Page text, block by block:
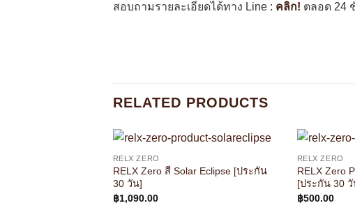
สอบถามรายละเอียดได้ทาง Line : คลิก! ตลอด 24
RELATED PRODUCTS
RELX ZERO
RELX Zero สี Solar Eclipse [ประกัน
30 วัน]
฿1,090.00
RELX ZERO
RELX Zero
[ประกัน 30 วั
฿500.00